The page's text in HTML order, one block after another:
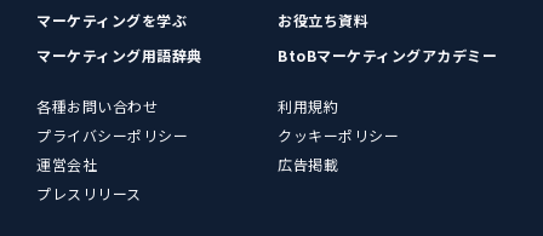
マーケティングを学ぶ
お役立ち資料
マーケティング用語辞典
BtoBマーケティングアカデミー
各種お問い合わせ
利用規約
プライバシーポリシー
クッキーポリシー
運営会社
広告掲載
プレスリリース